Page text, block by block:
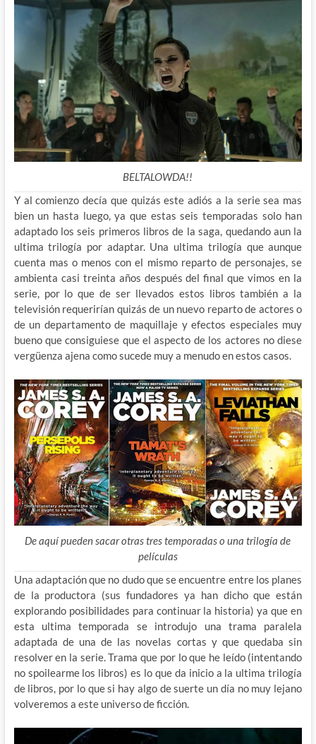
BELTALOWDA!!
Y al comienzo decía que quizás este adiós a la serie sea mas
bien un hasta luego, ya que estas seis temporadas solo han
adaptado los seis primeros libros de la saga, quedando aun la
ultima trilogía por adaptar. Una ultima trilogía que aunque
cuenta mas o menos con el mismo reparto de personajes, se
ambienta casi treinta años después del final que vimos en la
serie, por lo que de ser llevados estos libros también a la
televisión requerirían quizás de un nuevo reparto de actores o
de un departamento de maquillaje y efectos especiales muy
bueno que consiguiese que el aspecto de los actores no diese
vergüenza ajena como sucede muy a menudo en estos casos.
De aquí pueden sacar otras tres temporadas o una trilogía de
películas
Una adaptación que no dudo que se encuentre entre los planes
de la productora (sus fundadores ya han dicho que están
explorando posibilidades para continuar la historia) ya que en
esta ultima temporada se introdujo una trama paralela
adaptada de una de las novelas cortas y que quedaba sin
resolver en la serie. Trama que por lo que he leído (intentando
no spoilearme los libros) es lo que da inicio a la ultima trilogía
de libros, por lo que si hay algo de suerte un día no muy lejano
volveremos a este universo de ficción.